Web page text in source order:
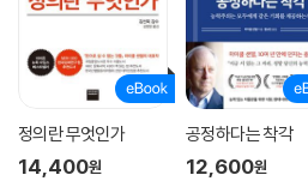
정의란 무엇인가
14,400원
공정하다는 착각
12,600원